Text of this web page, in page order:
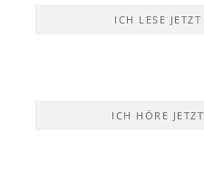
ICH LESE JETZT
ICH HÖRE JETZT